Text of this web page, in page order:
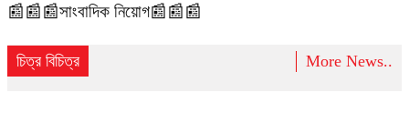
📰📰📰সাংবাদিক নিয়োগ📰📰📰
চিত্র বিচিত্র More News..